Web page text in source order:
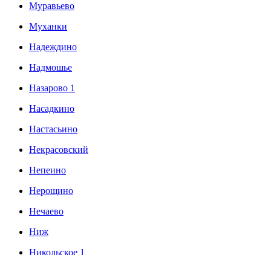
Муравьево
Муханки
Надеждино
Надмошье
Назарово 1
Насадкино
Настасьино
Некрасовский
Непеино
Нерощино
Нечаево
Ниж
Никольское 1